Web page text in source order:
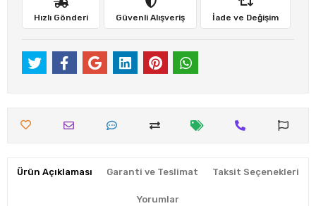
Hızlı Gönderi Güvenli Alışveriş İade ve Değişim
Ürün Açıklaması Garanti ve Teslimat Taksit Seçenekleri
Yorumlar